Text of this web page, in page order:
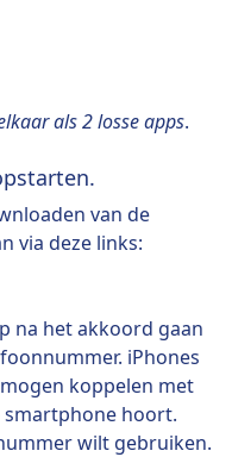
als 2 losse apps.
van de
via deze links:
na het akkoord gaan
iPhones
koppelen met
hoort.
wilt gebruiken.